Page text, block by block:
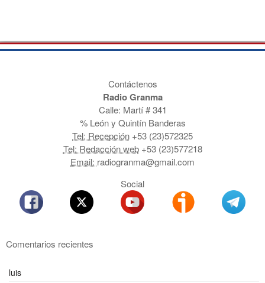
Contáctenos
Radio Granma
Calle: Martí # 341
% León y Quintín Banderas
Tel: Recepción +53 (23)572325
Tel: Redacción web+53 (23)577218
Email: radiogranma@gmail.com
Social
Comentarios recientes
luis